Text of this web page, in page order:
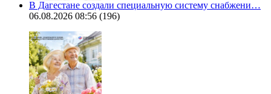
В Дагестане создали специальную систему снабжени…
06.08.2026 08:56 (196)